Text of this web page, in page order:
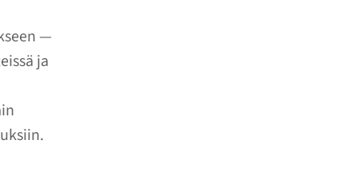
—
ja